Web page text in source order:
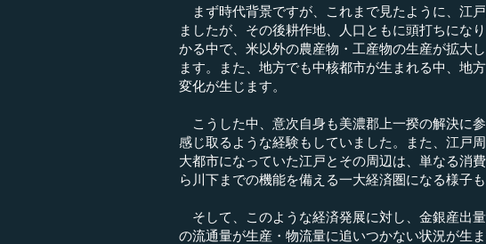
まず時代背景ですが、これまで見たように、江
ましたが、その後耕作地、人口ともに頭打ちにな
かる中で、米以外の農産物・工産物の生産が拡大
ます。また、地方でも中核都市が生まれる中、地
変化が生じます。
こうした中、意次自身も美濃郡上一揆の解決に
感じ取るような経験もしていました。また、江戸
大都市になっていた江戸とその周辺は、単なる消
ら川下までの機能を備える一大経済圏になる様子も
そして、このような経済発展に対し、金銀産出
の流通量が生産・物流量に追いつかない状況が生